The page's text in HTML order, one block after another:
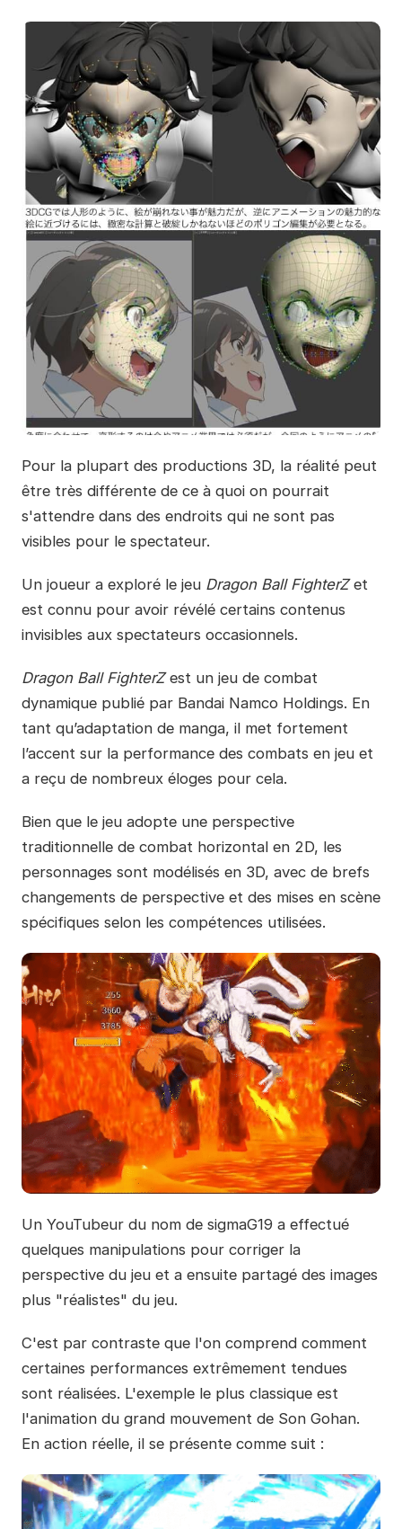
Pour la plupart des productions 3D, la réalité peut
être très différente de ce à quoi on pourrait
s'attendre dans des endroits qui ne sont pas
visibles pour le spectateur.
Un joueur a exploré le jeu Dragon Ball FighterZet
est connu pour avoir révélé certains contenus
invisibles aux spectateurs occasionnels.
Dragon Ball FighterZest un jeu de combat
dynamique publié par Bandai Namco Holdings. En
tant qu’adaptation de manga, il met fortement
l’accent sur la performance des combats en jeu et
a reçu de nombreux éloges pour cela.
Bien que le jeu adopte une perspective
traditionnelle de combat horizontal en 2D, les
personnages sont modélisés en 3D, avec de brefs
changements de perspective et des mises en scène
spécifiques selon les compétences utilisées.
Un YouTubeur du nom de sigmaG19 a effectué
quelques manipulations pour corriger la
perspective du jeu et a ensuite partagé des images
plus "réalistes" du jeu.
C'est par contraste que l'on comprend comment
certaines performances extrêmement tendues
sont réalisées. L'exemple le plus classique est
l'animation du grand mouvement de Son Gohan.
En action réelle, il se présente comme suit :